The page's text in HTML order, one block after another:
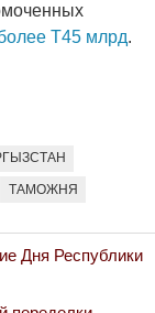
Т45 млрд.
ТАМОЖНЯ
Дня Республики